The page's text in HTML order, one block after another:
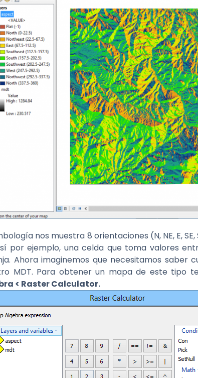
nos muestra 8 orientaciones (N, NE, E,
por ejemplo, una celda que toma valores
Ahora imaginemos que necesitamos saber
MDT. Para obtener un mapa de este tipo
< Raster Calculator.